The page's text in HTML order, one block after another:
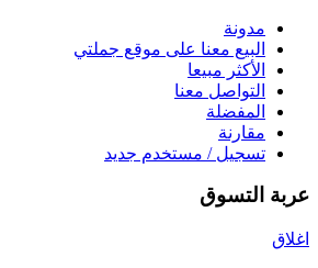
مدونة
البيع معنا على موقع جملتي
الأكثر مبيعا
التواصل معنا
المفضلة
مقارنة
تسجيل / مستخدم جديد
عربة التسوق
اغلاق